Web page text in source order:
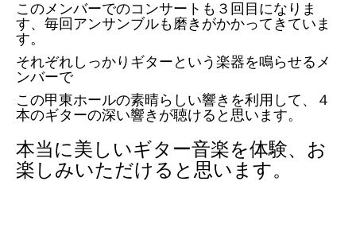
このメンバーでのコンサートも３回目になりま
す、毎回アンサンブルも磨きがかかってきていま
す。
それぞれしっかりギターという楽器を鳴らせるメ
ンバーで
この甲東ホールの素晴らしい響きを利用して、４
本のギターの深い響きが聴けると思います。
本当に美しいギター音楽を体験、お
楽しみいただけると思います。